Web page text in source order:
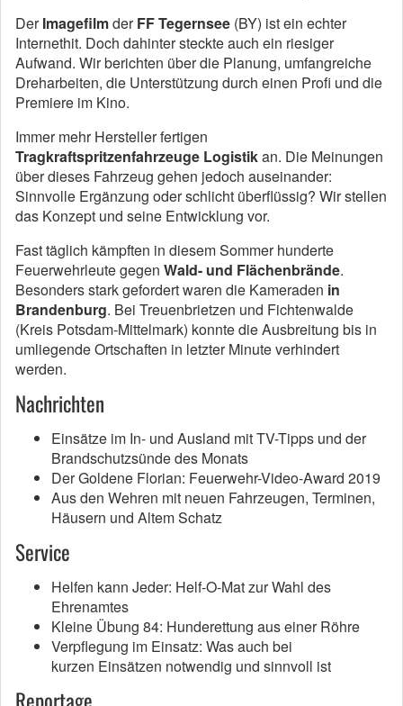
DerImagefilmderFF Tegernsee (BY) ist ein echter
Internethit. Doch dahinter steckte auch ein riesiger
Aufwand. Wir berichten über die Planung, umfangreiche
Dreharbeiten, die Unterstützung durch einen Profi und die
Premiere im Kino.
Immer mehr Hersteller fertigen
Tragkraftspritzenfahrzeuge Logistikan. Die Meinungen
über dieses Fahrzeug gehen jedoch auseinander:
Sinnvolle Ergänzung oder schlicht überflüssig? Wir stellen
das Konzept und seine Entwicklung vor.
Fast täglich kämpften in diesem Sommer hunderte
Feuerwehrleute gegen Wald- und Flächenbrände.
Besonders stark gefordert waren die Kameraden in
Brandenburg. Bei Treuenbrietzen und Fichtenwalde
(Kreis Potsdam-Mittelmark) konnte die Ausbreitung bis in
umliegende Ortschaften in letzter Minute verhindert
werden.
Nachrichten
Einsätze im In- und Ausland mit TV-Tipps und der
Brandschutzsünde des Monats
Der Goldene Florian: Feuerwehr-Video-Award 2019
Aus den Wehren mit neuen Fahrzeugen, Terminen,
Häusern und Altem Schatz
Service
Helfen kann Jeder: Helf-O-Mat zur Wahl des
Ehrenamtes
Kleine Übung 84: Hunderettung aus einer Röhre
Verpflegung im Einsatz: Was auch bei
kurzen Einsätzen notwendig und sinnvoll ist